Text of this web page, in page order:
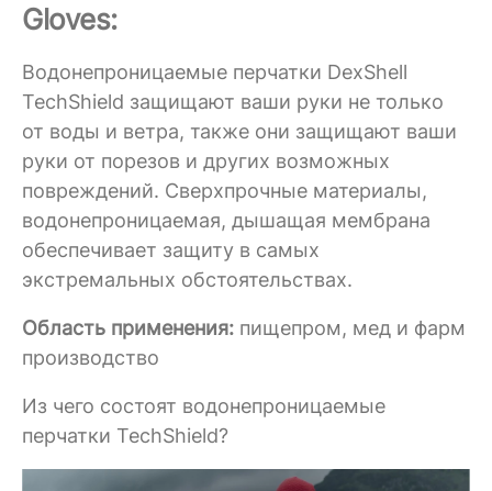
Gloves:
Водонепроницаемые перчатки DexShell
TechShield защищают ваши руки не только
от воды и ветра, также они защищают ваши
руки от порезов и других возможных
повреждений. Сверхпрочные материалы,
водонепроницаемая, дышащая мембрана
обеспечивает защиту в самых
экстремальных обстоятельствах.
Область применения: пищепром, мед и фарм
производство
Из чего состоят водонепроницаемые
перчатки TechShield?